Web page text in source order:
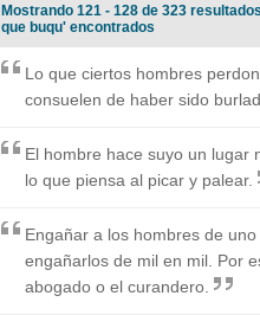
Mostrando 121 - 128 de 323
que buqu' encontrados
Lo que ciertos hombres
consuelen de haber sido
El hombre hace suyo un lugar
lo que piensa al picar y palear.
Engañar a los hombres de
engañarlos de mil en mil. Por
abogado o el curandero.